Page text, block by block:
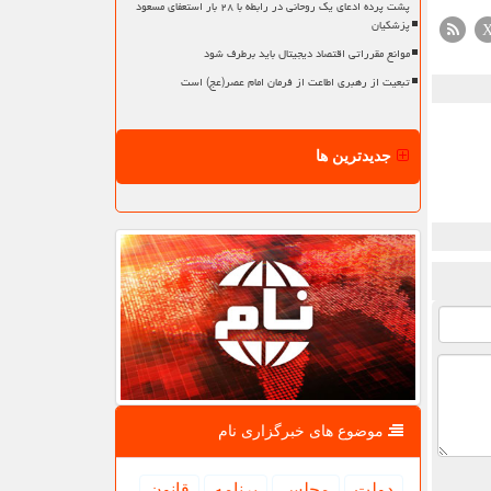
پشت پرده ادعای یک روحانی در رابطه با ۲۸ بار استعفای مسعود
پزشکیان
موانع مقرراتی اقتصاد دیجیتال باید برطرف شود
تبعیت از رهبری اطاعت از فرمان امام عصر(عج) است
جدیدترین ها
موضوع های خبرگزاری نام